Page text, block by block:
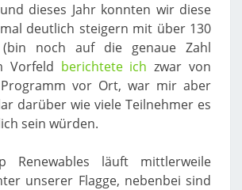
dieses Jahr konnten wir diese
deutlich steigern mit über 130
(bin noch auf die genaue Zahl
Vorfeld berichtete ich zwar von
vor Ort, war mir aber
darüber wie viele Teilnehmer es
sein würden.
Renewables läuft mittlerweile
unserer Flagge, nebenbei sind